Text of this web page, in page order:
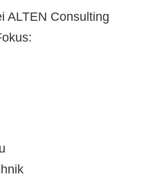
ALTEN Consulting